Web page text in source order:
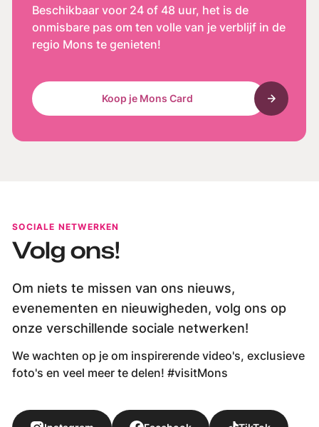
Beschikbaar voor 24 of 48 uur, het is de
onmisbare pas om ten volle van je verblijf in de
regio Mons te genieten!
Koop je Mons Card
SOCIALE NETWERKEN
Volg ons!
Om niets te missen van ons nieuws,
evenementen en nieuwigheden, volg ons op
onze verschillende sociale netwerken!
We wachten op je om inspirerende video's, exclusieve
foto's en veel meer te delen! #visitMons